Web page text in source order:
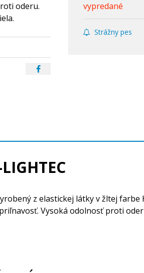
vypredané
Strážny pes
oderu.
z elastickej látky v žltej farbe
Vysoká odolnosť proti